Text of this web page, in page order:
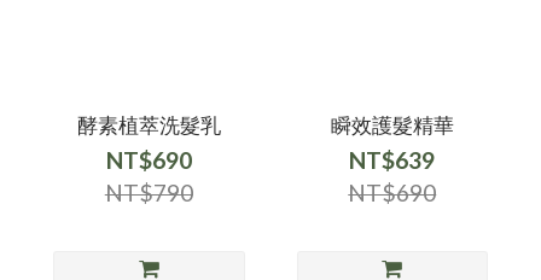
酵素植萃洗髮乳
NT$690
NT$790
瞬效護髮精華
NT$639
NT$690